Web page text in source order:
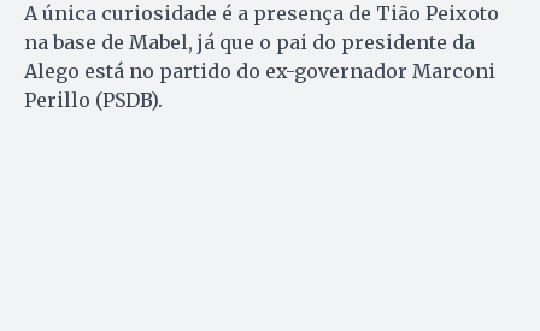
A única curiosidade é a presença de Tião Peixoto
na base de Mabel, já que o pai do presidente da
Alego está no partido do ex-governador Marconi
Perillo (PSDB).